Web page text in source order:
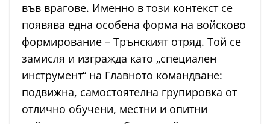
във врагове. Именно в този контекст се
появява една особена форма на войсково
формирование – Трънският отряд. Той се
замисля и изгражда като „специален
инструмент“ на Главното командване:
подвижна, самостоятелна групировка от
отлично обучени, местни и опитни